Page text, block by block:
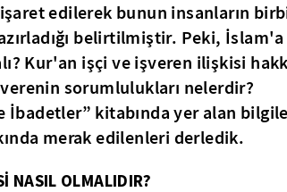
edilerek bunun insanların
belirtilmiştir. Peki,
Kur'an işçi ve işveren ilişkisi
sorumlulukları nelerdir?
İbadetler” kitabında yer alan
merak edilenleri derledik.
NASIL OLMALIDIR?